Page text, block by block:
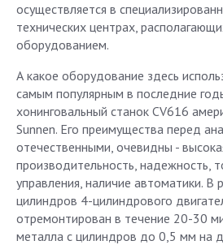
осуществляется в
технических центрах,
оборудованием.
А какое оборудование здесь
самым популярным в последние
хонинговальный станок CV616
Sunnen. Его преимущества перед
отечественными, очевидны -
производительность, надежность,
управления, наличие автоматики. В
цилиндров 4-цилиндрового
отремонтирован в течение 20-30
металла с цилиндров до 0,5 мм на